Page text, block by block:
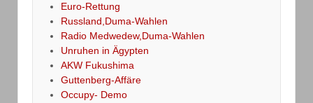
Euro-Rettung
Russland,Duma-Wahlen
Radio Medwedew,Duma-Wahlen
Unruhen in Ägypten
AKW Fukushima
Guttenberg-Affäre
Occupy- Demo